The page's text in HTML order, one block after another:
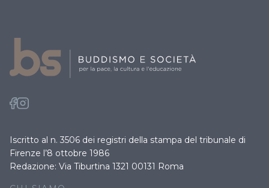
Iscritto al n. 3506 dei registri della stampa del tribunale di
Firenze l’8 ottobre 1986
Redazione: Via Tiburtina 1321 00131 Roma